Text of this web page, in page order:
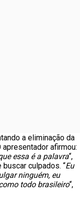
a eliminação da
afirmou:
essa é a palavra“,
culpados. “Eu
ninguém, eu
todo brasileiro“,